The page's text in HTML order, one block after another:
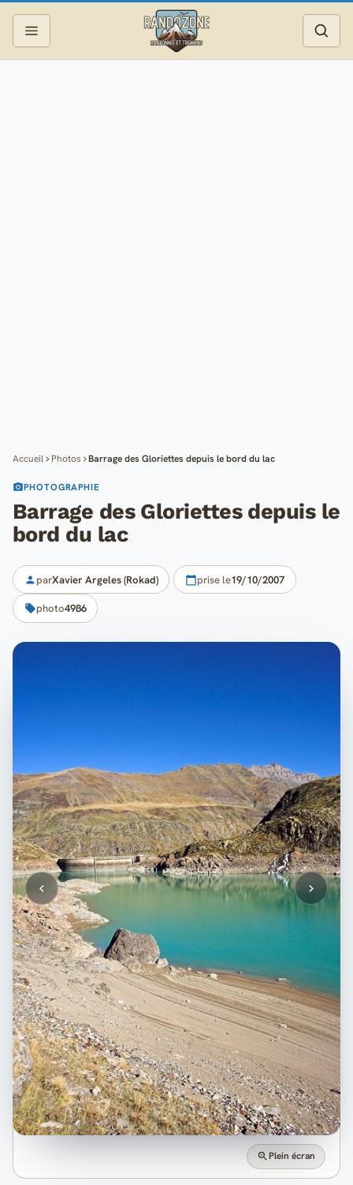
Accueil Photos Barrage des Gloriettes depuis le bord du lac
PHOTOGRAPHIE
Barrage des Gloriettes depuis le
bord du lac
parXavier Argeles (Rokad) prise le19/10/2007
photo4986
Plein écran